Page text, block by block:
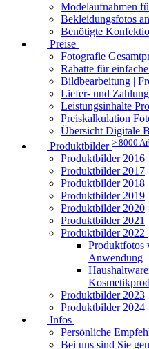
Modelaufnahmen
Bekleidungsfotos
Benötigte
Preise
Fotografie
Rabatte für
Bildbearbeitung |
Liefer- und
Leistungsinhalte
Preiskalkulation
Übersicht Digitale
Produktbilder > 8000
Produktbilder 2016
Produktbilder 2017
Produktbilder 2018
Produktbilder 2019
Produktbilder 2020
Produktbilder 2021
Produktbilder 2022
Produktfotos
Anwendung
Produktbilder 2023
Produktbilder 2024
Infos
Persönliche
Bei uns sind Sie